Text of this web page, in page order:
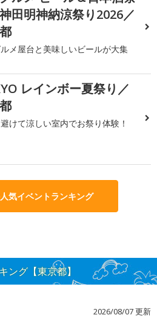
田明神納涼祭り2026／
メ屋台と美味しいビールが大集
レインボー夏祭り／
けて涼しい室内でお祭り体験！
気イベントランキング
ング【東京都】
2026/08/07 更新